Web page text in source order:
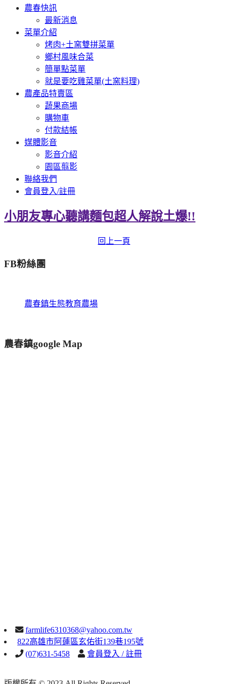
農春快訊
最新消息
菜單介紹
烤肉+土窯雙拼菜單
鄉村風味合菜
簡單點菜單
就是要吃雞菜單(土窯料理)
農產品特賣區
蔬果商場
購物車
付款結帳
媒體影音
影音介紹
園區翦影
聯絡我們
會員登入/註冊
小朋友專心聽講麵包超人解說土爆!!
回上一頁
FB粉絲團
農春鎮生態教育農場
農春鎮google Map
farmlife6310368@yahoo.com.tw
822高雄市阿蓮區玄佑街139巷195號
(07)631-5458
會員登入 / 註冊